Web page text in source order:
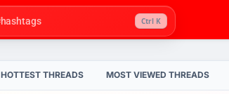
Ctrl K
HOTTEST THREADS MOST VIEWED THREADS